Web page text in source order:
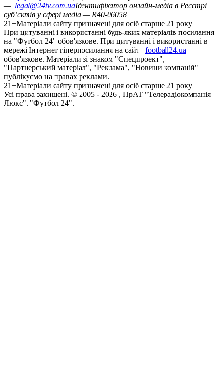
— legal@24tv.com.uaІдентифікатор онлайн-медіа в Реєстрі
суб’єктів у сфері медіа — R40-06058
21+Матеріали сайту призначені для осіб старше 21 року
При цитуванні і використанні будь-яких матеріалів посилання
на "Футбол 24" обов'язкове. При цитуванні і використанні в
мережі Інтернет гіперпосилання на сайт
football24.ua
обов'язкове. Матеріали зі знаком "Спецпроект",
"Партнерський матеріал", "Реклама", "Новини компаній"
публікуємо на правах реклами.
21+Матеріали сайту призначені для осіб старше 21 року
Усi права захищенi. © 2005 - 2026 , ПрАТ "Телерадіокомпанія
Люкс". "Футбол 24".